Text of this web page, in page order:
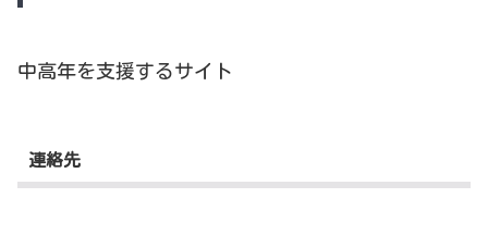
中高年を支援するサイト
連絡先